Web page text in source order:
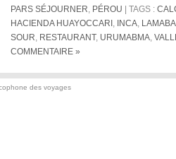
PARS SÉJOURNER
PÉROU | TAGS :
HACIENDA HUAYOCCARI
INCA
SOUR
RESTAURANT, URUMABMA
COMMENTAIRE »
des voyages